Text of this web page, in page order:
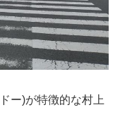
ー)が特徴的な村上